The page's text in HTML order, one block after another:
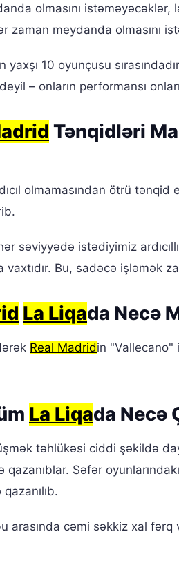
olmasını
zaman meydanda olmasını
10 oyunçusu
– onların performansı
Tənqidləri
olmamasından ötrü tənqid
səviyyədə istədiyimiz
Bu, sadəcə işləmək
La Liqada Necə
Real Madridin "Vallecano"
La Liqada Necə
təhlükəsi ciddi şəkildə
Səfər oyunlarındakı
arasında cəmi səkkiz xal fərq